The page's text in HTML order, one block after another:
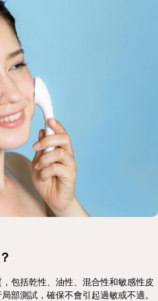
包括乾性、油性、混合性和敏感性皮
部測試，確保不會引起過敏或不適。